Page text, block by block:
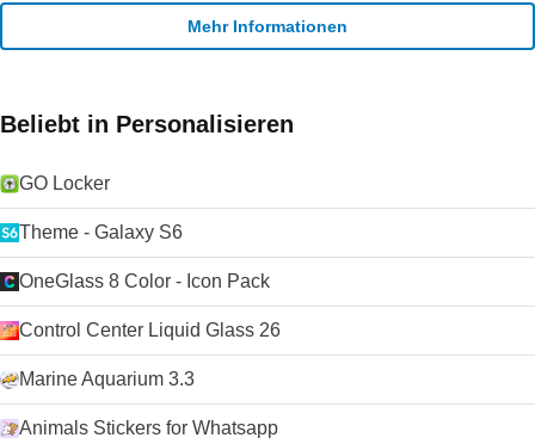
Mehr Informationen
Beliebt in Personalisieren
GO Locker
Theme - Galaxy S6
OneGlass 8 Color - Icon Pack
Control Center Liquid Glass 26
Marine Aquarium 3.3
Animals Stickers for Whatsapp